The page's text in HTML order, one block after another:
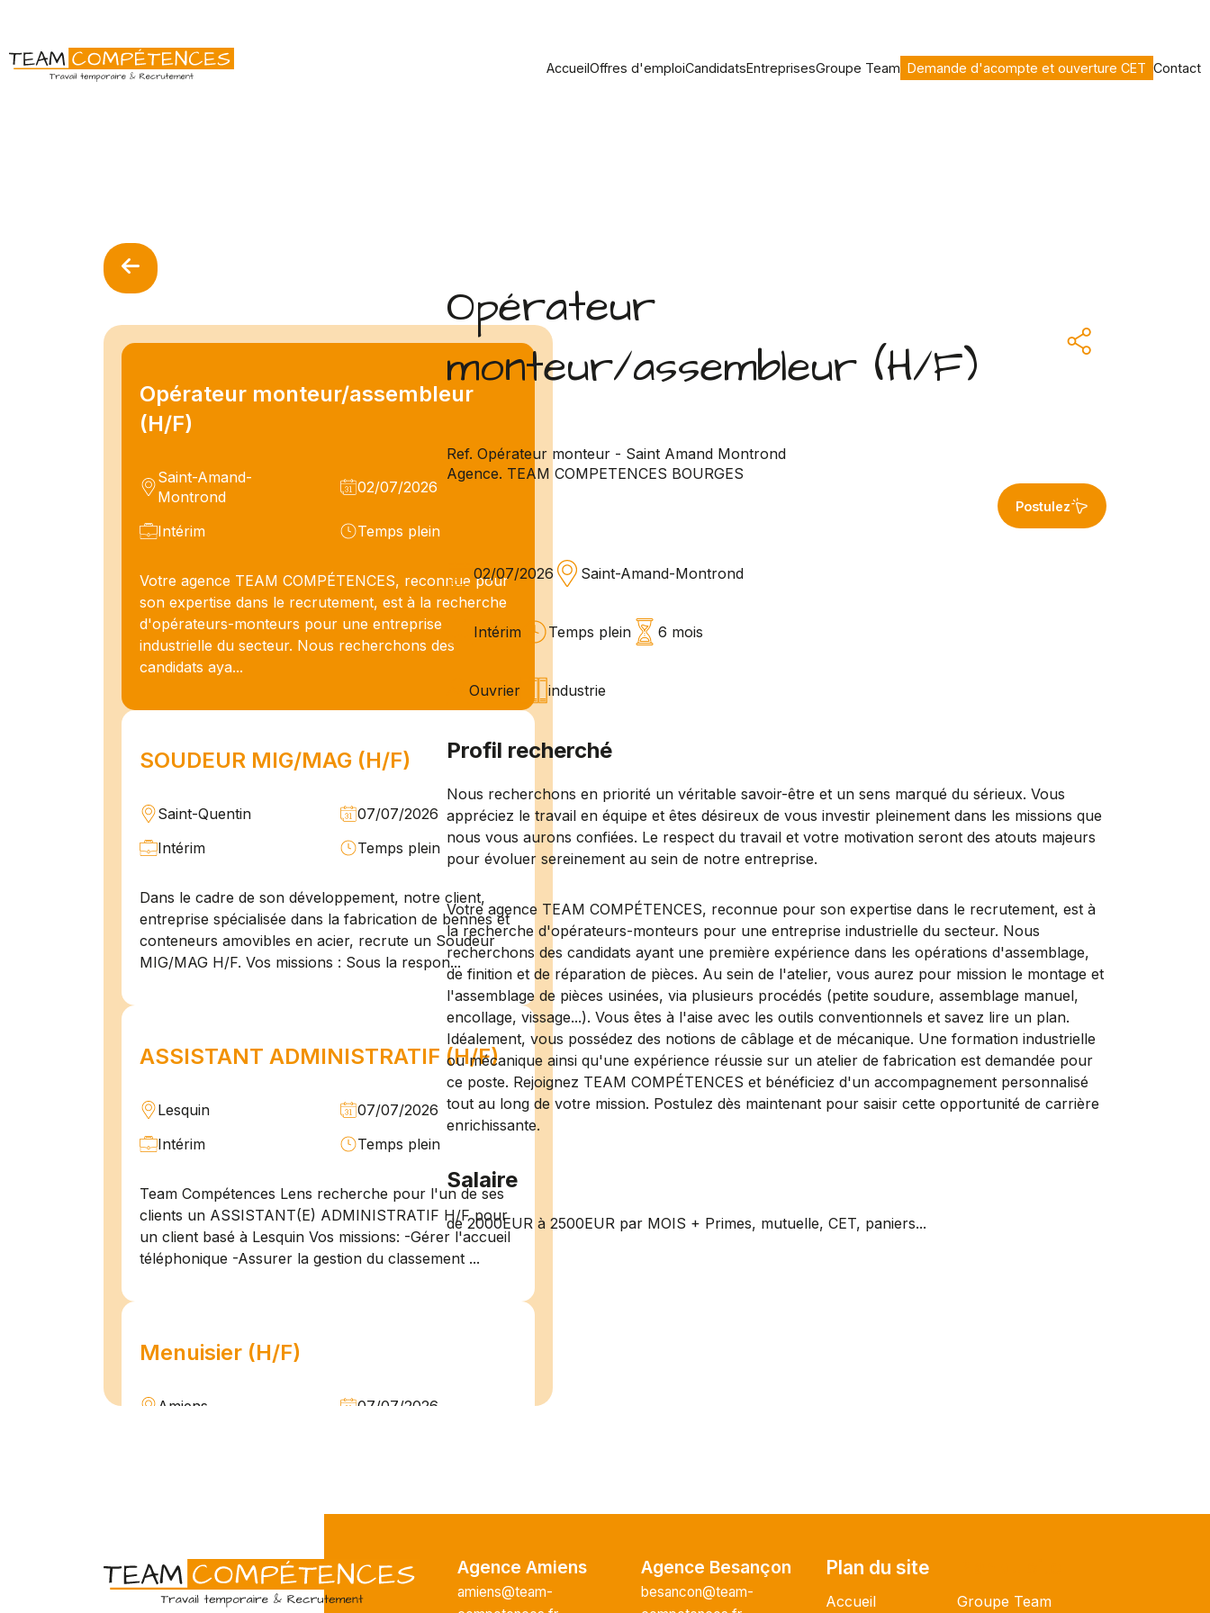
AccueilOffres d'emploiCandidatsEntreprisesGroupe Team Demande d'acompte et ouverture CET Contact
Opérateur monteur/assembleur
(H/F)
Saint-Amand-
Montrond
02/07/2026
Intérim Temps plein
Votre agence TEAM COMPÉTENCES, reconnue pour
son expertise dans le recrutement, est à la recherche
d'opérateurs-monteurs pour une entreprise
industrielle du secteur. Nous recherchons des
candidats aya...
SOUDEUR MIG/MAG (H/F)
Saint-Quentin
07/07/2026
Intérim
Temps plein
Dans le cadre de son développement, notre client,
entreprise spécialisée dans la fabrication de bennes et
conteneurs amovibles en acier, recrute un Soudeur
MIG/MAG H/F. Vos missions : Sous la respon...
ASSISTANT ADMINISTRATIF (H/F)
Lesquin
07/07/2026
Intérim
Temps plein
Team Compétences Lens recherche pour l'un de ses
clients un ASSISTANT(E) ADMINISTRATIF H/F pour
un client basé à Lesquin Vos missions: -Gérer l'accueil
téléphonique -Assurer la gestion du classement ...
Menuisier (H/F)
Amiens
07/07/2026
son client ! Nous recherchons un Menuisier H.F en
une équipe déjà en place dans une structure majeur...
Opérateur
monteur/assembleur (H/F)
Ref. Opérateur monteur - Saint Amand Montrond
Agence. TEAM COMPETENCES BOURGES
Postulez
02/07/2026 Saint-Amand-Montrond
Intérim Temps plein 6 mois
Ouvrier industrie
Profil recherché
Nous recherchons en priorité un véritable savoir-être et un sens marqué du sérieux. Vous
appréciez le travail en équipe et êtes désireux de vous investir pleinement dans les missions que
nous vous aurons confiées. Le respect du travail et votre motivation seront des atouts majeurs
pour évoluer sereinement au sein de notre entreprise.
Votre agence TEAM COMPÉTENCES, reconnue pour son expertise dans le recrutement, est à
la recherche d'opérateurs-monteurs pour une entreprise industrielle du secteur. Nous
recherchons des candidats ayant une première expérience dans les opérations d'assemblage,
de finition et de réparation de pièces. Au sein de l'atelier, vous aurez pour mission le montage et
l'assemblage de pièces usinées, via plusieurs procédés (petite soudure, assemblage manuel,
encollage, vissage...). Vous êtes à l'aise avec les outils conventionnels et savez lire un plan.
Idéalement, vous possédez des notions de câblage et de mécanique. Une formation industrielle
ou mécanique ainsi qu'une expérience réussie sur un atelier de fabrication est demandée pour
ce poste. Rejoignez TEAM COMPÉTENCES et bénéficiez d'un accompagnement personnalisé
tout au long de votre mission. Postulez dès maintenant pour saisir cette opportunité de carrière
enrichissante.
Salaire
de 2000EUR à 2500EUR par MOIS + Primes, mutuelle, CET, paniers...
Agence Amiens
amiens@team-
Agence Besançon
besancon@team-
Plan du site
Accueil
Groupe Team